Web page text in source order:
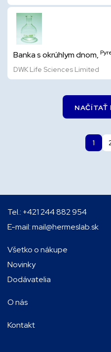
Banka s okrúhlym dnom,
DWK Life Sciences Limited
NAČÍTAŤ
1
Tel.: +421 244 882 954
E-mail:mail@hermeslab.sk
Všetko o nákupe
Novinky
Dodávatelia
O nás
Kontakt